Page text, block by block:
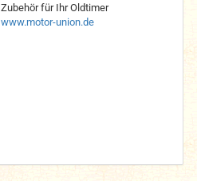
Zubehör für Ihr Oldtimer
www.motor-union.de